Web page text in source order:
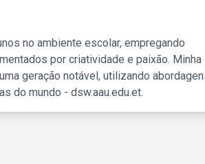
no ambiente escolar, empregando
por criatividade e paixão. Minha
geração notável, utilizando
do mundo - dsw.aau.edu.et.